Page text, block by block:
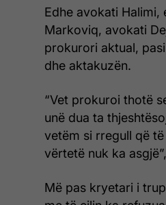
Edhe avokati
Markoviq, avokati
prokurori aktual,
dhe aktakuzën.
“Vet prokuroi thotë
unë dua ta
vetëm si rregull që
vërtetë nuk ka
Më pas kryetari i